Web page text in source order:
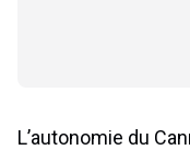
L’autonomie du